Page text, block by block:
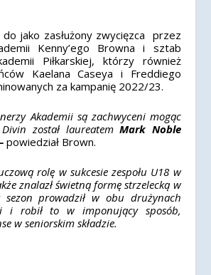
do jako zasłużony zwycięzca przez
Kenny’ego Browna i sztab
Piłkarskiej, którzy również
Kaelana Caseya i Freddiego
za kampanię 2022/23.
Akademii są zachwyceni mogąc
został laureatemMark Noble
powiedział Brown.
rolę w sukcesie zespołu U18 w
znalazł świetną formę strzelecką w
sezon prowadził w obu drużynach
i robił to w imponujący sposób,
w seniorskim składzie.